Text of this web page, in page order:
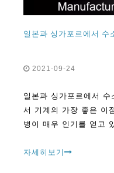
2021-09-24
일본과 싱가포르에서
서 기계의 가장 좋은 이
병이 매우 인기를 얻고
하며 자신의 존재를 반격
자세히보기